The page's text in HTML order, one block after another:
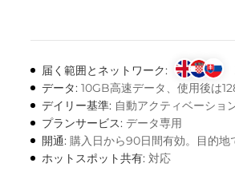
届く範囲とネットワーク:
データ: 10GB高速データ、使用後は
デイリー基準: 自動アクティベーショ
プランサービス: データ専用
開通: 購入日から90日間有効。目的地
ホットスポット共有: 対応